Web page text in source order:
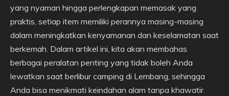
yang nyaman hingga perlengkapan memasak yang
praktis, setiap item memiliki perannya masing-masing
dalam meningkatkan kenyamanan dan keselamatan saat
berkemah. Dalam artikel ini, kita akan membahas
berbagai peralatan penting yang tidak boleh Anda
lewatkan saat berlibur camping di Lembang, sehingga
Anda bisa menikmati keindahan alam tanpa khawatir.